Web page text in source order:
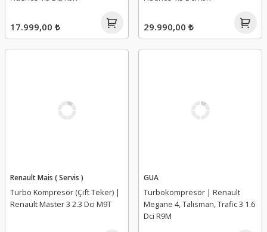
17.999,00 ₺ 29.990,00 ₺
Renault Mais ( Servis )
Turbo Kompresör (Çift Teker) |
Renault Master 3 2.3 Dci M9T
GUA
Turbokompresör | Renault
Megane 4, Talisman, Trafic 3 1.6
Dci R9M